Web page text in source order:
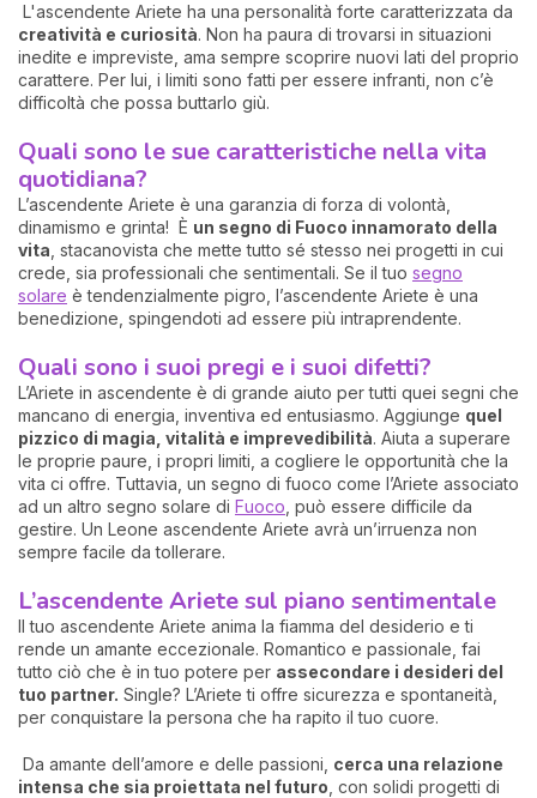
L'ascendente Ariete ha una personalità forte caratterizzata da
creatività e curiosità. Non ha paura di trovarsi in situazioni
inedite e impreviste, ama sempre scoprire nuovi lati del proprio
carattere. Per lui, i limiti sono fatti per essere infranti, non c’è
difficoltà che possa buttarlo giù.
Quali sono le sue caratteristiche nella vita
quotidiana?
L’ascendente Ariete è una garanzia di forza di volontà,
dinamismo e grinta! È un segno di Fuoco innamorato della
vita , stacanovista che mette tutto sé stesso nei progetti in cui
crede, sia professionali che sentimentali. Se il tuo segno
solare è tendenzialmente pigro, l’ascendente Ariete è una
benedizione, spingendoti ad essere più intraprendente.
Quali sono i suoi pregi e i suoi difetti?
L’Ariete in ascendente è di grande aiuto per tutti quei segni che
mancano di energia, inventiva ed entusiasmo. Aggiunge quel
pizzico di magia, vitalità e imprevedibilità. Aiuta a superare
le proprie paure, i propri limiti, a cogliere le opportunità che la
vita ci offre. Tuttavia, un segno di fuoco come l’Ariete associato
ad un altro segno solare di Fuoco , può essere difficile da
gestire. Un Leone ascendente Ariete avrà un’irruenza non
sempre facile da tollerare.
L’ascendente Ariete sul piano sentimentale
Il tuo ascendente Ariete anima la fiamma del desiderio e ti
rende un amante eccezionale. Romantico e passionale, fai
tutto ciò che è in tuo potere per assecondare i desideri del
tuo partner. Single? L’Ariete ti offre sicurezza e spontaneità,
per conquistare la persona che ha rapito il tuo cuore.
Da amante dell’amore e delle passioni, cerca una relazione
intensa che sia proiettata nel futuro , con solidi progetti di